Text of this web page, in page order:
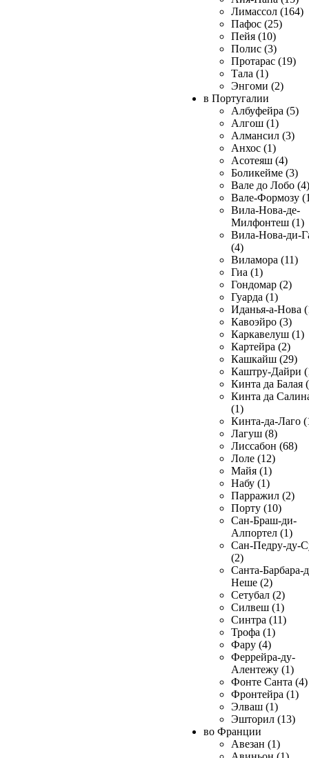
Лимассол (164)
Пафос (25)
Пейя (10)
Полис (3)
Протарас (19)
Тала (1)
Энгоми (2)
в Португалии
Албуфейра (5)
Алгош (1)
Алмансил (3)
Анхос (1)
Асотеяш (4)
Боликейме (3)
Вале до Лобо (4)
Вале-Формозу
Вила-Нова-де-
Милфонтеш (1)
Вила-Нова-ди-
(4)
Виламора (11)
Гиа (1)
Гондомар (2)
Гуарда (1)
Иданья-а-Нова
Кавоэйро (3)
Каркавелуш (1)
Картейра (2)
Кашкайш (29)
Каштру-Дайри
Кинта да Балая
Кинта да
(1)
Кинта-да-Лаго
Лагуш (8)
Лиссабон (68)
Лоле (12)
Майя (1)
Набу (1)
Парражил (2)
Порту (10)
Сан-Браш-ди-
Алпортел (1)
Сан-Педру-ду-
(2)
Санта-Барбара-
Неше (2)
Сетубал (2)
Силвеш (1)
Синтра (11)
Трофа (1)
Фару (4)
Феррейра-ду-
Алентежу (1)
Фонте Санта (4)
Фронтейра (1)
Элваш (1)
Эшторил (13)
во Франции
Авезан (1)